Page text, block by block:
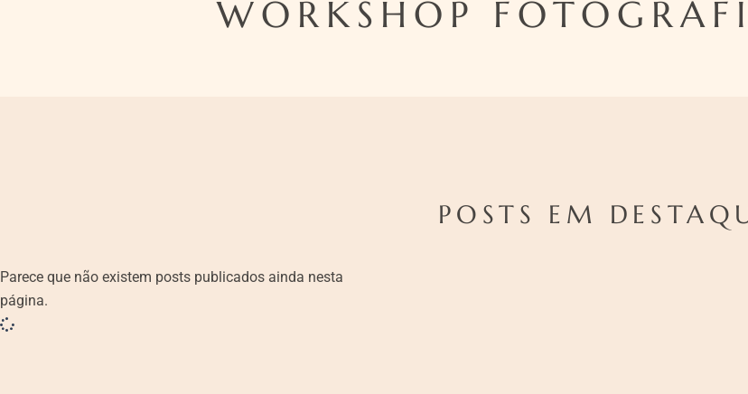
WORKSHOP
POSTS EM
Parece que não existem posts publicados ainda nesta
página.